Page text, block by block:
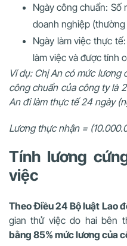
Ngày công chuẩn: Số
doanh nghiệp
Ngày làm việc thực
làm việc và được tính
Ví dụ: Chị An có mức lương
công chuẩn của công ty là
An đi làm thực tế 24 ngày
Lương thực nhận =
Tính lương
việc
Theo Điều 24 Bộ luật Lao
gian thử việc do hai bên
bằng 85% mức lương của